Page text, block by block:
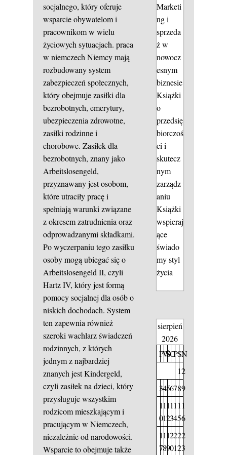
socjalnego, który oferuje
wsparcie obywatelom i
pracownikom w wielu
życiowych sytuacjach. praca
w niemczech Niemcy mają
rozbudowany system
zabezpieczeń społecznych,
który obejmuje zasiłki dla
bezrobotnych, emerytury,
ubezpieczenia zdrowotne,
zasiłki rodzinne i
chorobowe. Zasiłek dla
bezrobotnych, znany jako
Arbeitslosengeld,
przyznawany jest osobom,
które utraciły pracę i
spełniają warunki związane
z okresem zatrudnienia oraz
odprowadzanymi składkami.
Po wyczerpaniu tego zasiłku
osoby mogą ubiegać się o
Arbeitslosengeld II, czyli
Hartz IV, który jest formą
pomocy socjalnej dla osób o
niskich dochodach. System
ten zapewnia również
szeroki wachlarz świadczeń
rodzinnych, z których
jednym z najbardziej
znanych jest Kindergeld,
czyli zasiłek na dzieci, który
przysługuje wszystkim
rodzicom mieszkającym i
pracującym w Niemczech,
niezależnie od narodowości.
Wsparcie to obejmuje także
Marketi
ng i
sprzeda
ż w
nowocz
esnym
biznesie
Książki
o
przedsię
biorczoś
ci i
skutecz
nym
zarządz
aniu
Książki
wspieraj
ące
świado
my styl
życia
sierpień
2026
PW
ŚCPSN
12
3456789
1
0
1
1
1
2
1
3
1
4
1
5
1
6
1
7
1
8
1
9
2
0
2
1
2
2
2
3